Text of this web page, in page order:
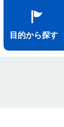
目的から探す